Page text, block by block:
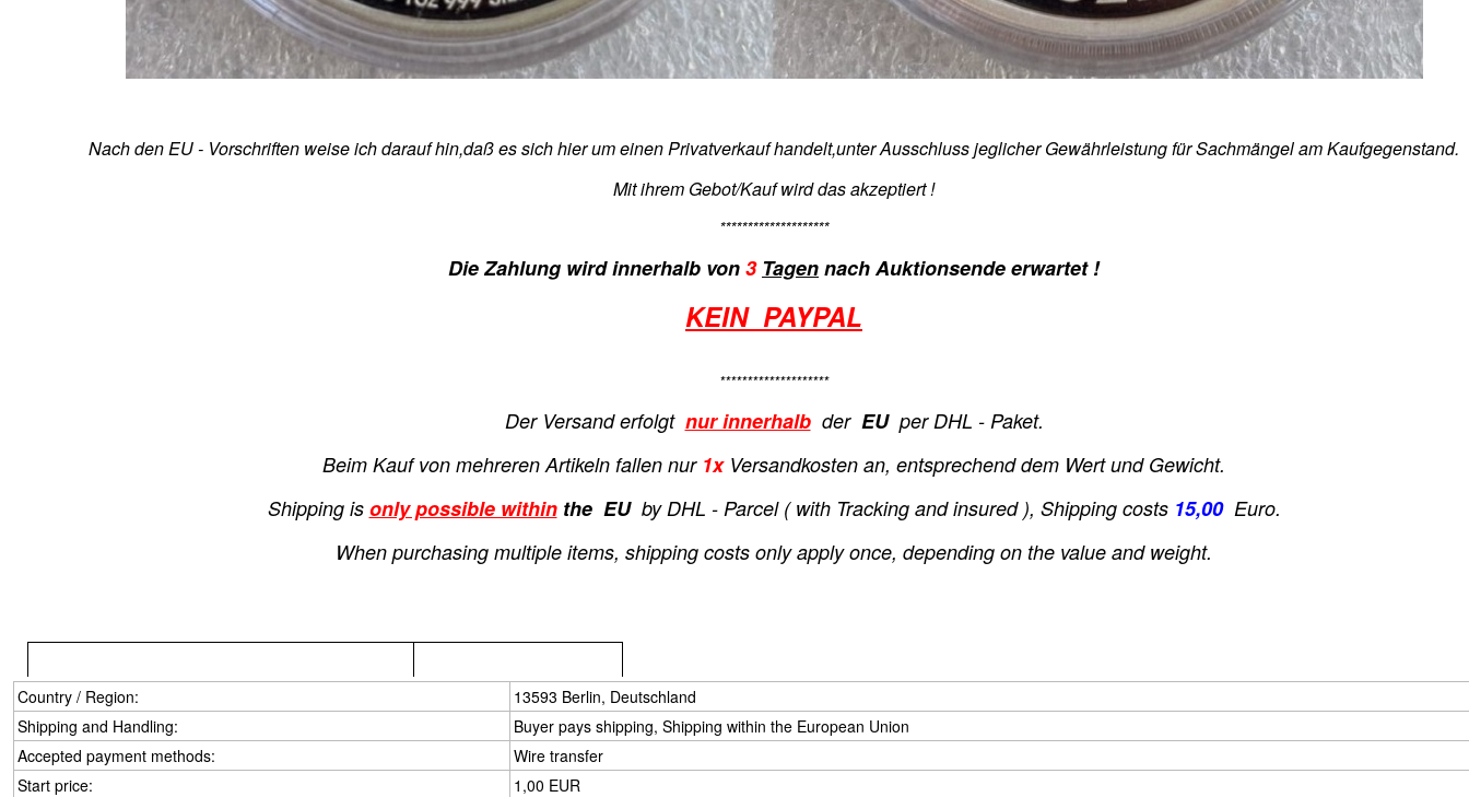
Nach den EU - Vorschriften weise ich darauf hin,daß es sich hier um einen Privatverkauf handelt,unter Ausschluss jeglicher Gewährleistung für Sachmängel am Kaufgegenstand.
Mit ihrem Gebot/Kauf wird das akzeptiert !
********************
Die Zahlung wird innerhalb von3 Tagennach Auktionsende erwartet !
KEIN PAYPAL
********************
Der Versand erfolgt nur innerhalbder EUper DHL - Paket.
Beim Kauf von mehreren Artikeln fallen nur 1xVersandkosten an, entsprechend dem Wert und Gewicht.
Shipping is only possible withinthe EUby DHL - Parcel ( with Tracking and insured ), Shipping costs 15,00 Euro.
When purchasing multiple items, shipping costs only apply once, depending on the value and weight.
Country / Region:
13593 Berlin, Deutschland
Shipping and Handling:
Buyer pays shipping, Shipping within the European Union
Accepted payment methods:
Wire transfer
Start price:
1,00 EUR